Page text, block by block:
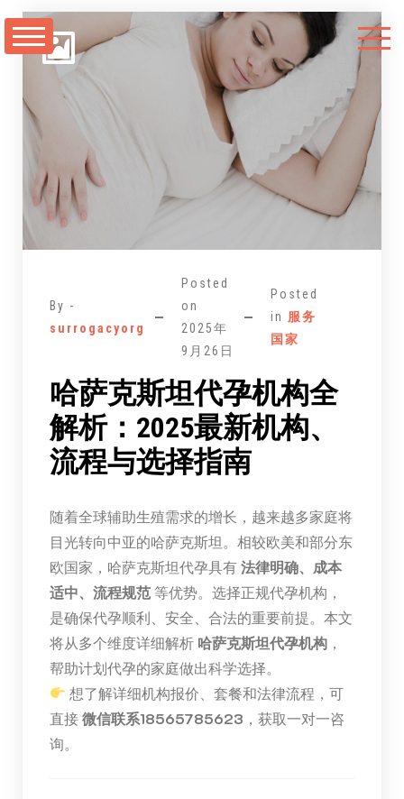
至
By -
surrogacyorg
Posted
on
2025年
9月26日
Posted
in 服务
国家
哈萨克斯坦代孕机构全
解析：2025最新机构、
流程与选择指南
随着全球辅助生殖需求的增长，越来越多家庭将
目光转向中亚的哈萨克斯坦。相较欧美和部分东
欧国家，哈萨克斯坦代孕具有法律明确、成本
适中、流程规范等优势。选择正规代孕机构，
是确保代孕顺利、安全、合法的重要前提。本文
将从多个维度详细解析 哈萨克斯坦代孕机构，
帮助计划代孕的家庭做出科学选择。
想了解详细机构报价、套餐和法律流程，可
直接微信联系18565785623 ，获取一对一咨
询。